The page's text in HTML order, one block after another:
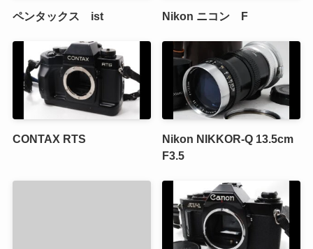
ペンタックス ist Nikon ニコン F
CONTAX RTS
Nikon NIKKOR-Q 13.5cm
F3.5